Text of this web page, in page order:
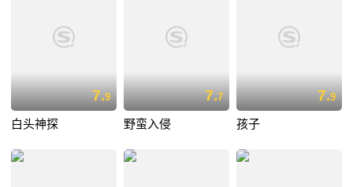
7.9
白头神探
7.7
野蛮入侵
7.9
孩子